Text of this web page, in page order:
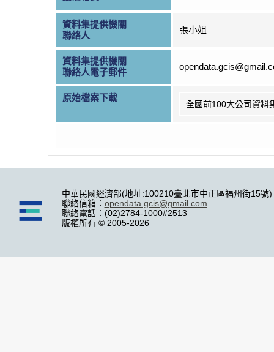
資料集提供機關
聯絡人
張小姐
資料集提供機關
聯絡人電子郵件
原始檔案下載
全國前100大公司資料
中華民國經濟部(地址:100210臺北市中正區福州街15號)
聯絡信箱： opendata.gcis@gmail.com
聯絡電話：(02)2784-1000#2513
版權所有 © 2005-2026